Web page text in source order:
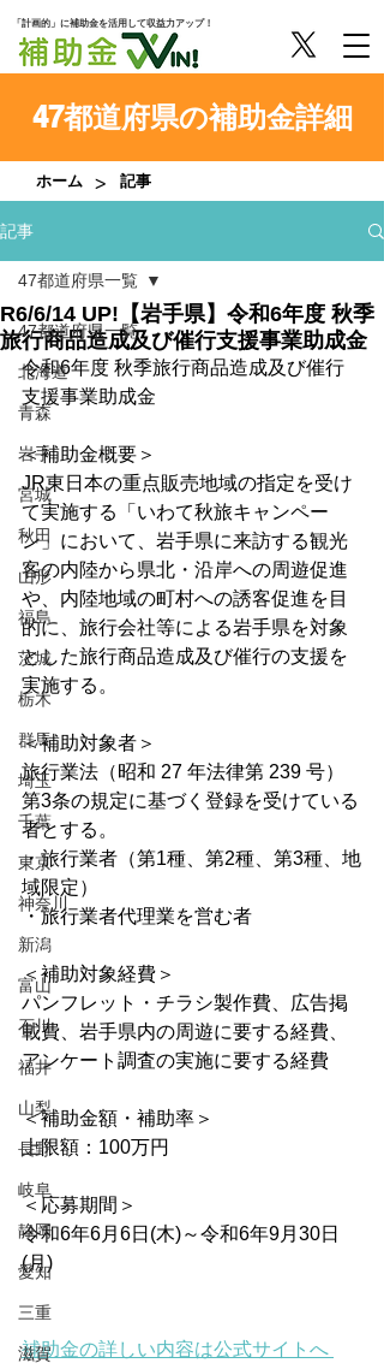
「計画的」に補助金を活用して収益力アップ！
47都道府県の補助金詳細
ホーム > 記事
記事
47都道府県一覧
北海道
青森
岩手
宮城
秋田
山形
福島
茨城
栃木
群馬
埼玉
千葉
東京
神奈川
新潟
富山
石川
福井
山梨
長野
岐阜
静岡
愛知
三重
滋賀
47都道府県一覧
R6/6/14 UP!【岩手県】令和6年度 秋季
旅行商品造成及び催行支援事業助成金
令和6年度 秋季旅行商品造成及び催行
支援事業助成金
＜補助金概要＞
JR東日本の重点販売地域の指定を受け
て実施する「いわて秋旅キャンペー
ン」において、岩手県に来訪する観光
客の内陸から県北・沿岸への周遊促進
や、内陸地域の町村への誘客促進を目
的に、旅行会社等による岩手県を対象
とした旅行商品造成及び催行の支援を
実施する。
＜補助対象者＞
旅行業法（昭和 27 年法律第 239 号）
第3条の規定に基づく登録を受けている
者とする。
・旅行業者（第1種、第2種、第3種、地
域限定）
・旅行業者代理業を営む者
＜補助対象経費＞
パンフレット・チラシ製作費、広告掲
載費、岩手県内の周遊に要する経費、
アンケート調査の実施に要する経費
＜補助金額・補助率＞
上限額：100万円
＜応募期間＞
令和6年6月6日(木)～令和6年9月30日
(月)
補助金の詳しい内容は公式サイトへ